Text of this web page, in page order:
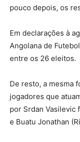
pouco depois, os
Em declarações à
Angolana de
entre os 26 eleitos.
De resto, a mesma
jogadores que
por Srdan Vasilevic
e Buatu Jonathan